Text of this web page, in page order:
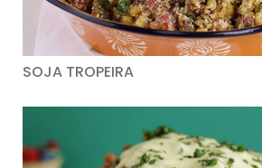
SOJA TROPEIRA